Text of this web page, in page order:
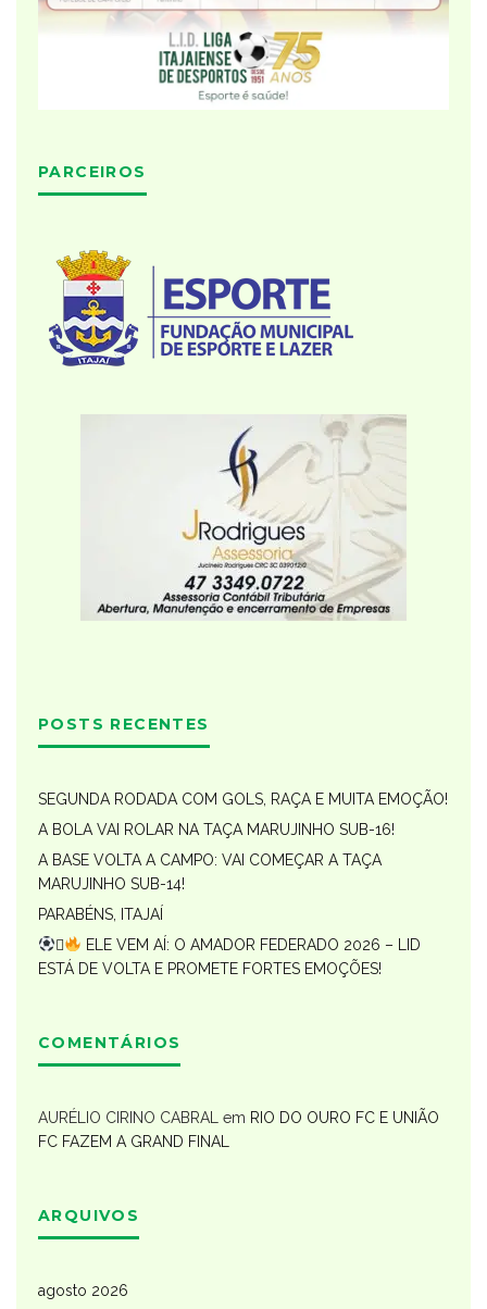
PARCEIROS
POSTS RECENTES
SEGUNDA RODADA COM GOLS, RAÇA E MUITA EMOÇÃO!
A BOLA VAI ROLAR NA TAÇA MARUJINHO SUB-16!
A BASE VOLTA A CAMPO: VAI COMEÇAR A TAÇA
MARUJINHO SUB-14!
PARABÉNS, ITAJAÍ

ELE VEM AÍ: O AMADOR FEDERADO 2026 – LID
ESTÁ DE VOLTA E PROMETE FORTES EMOÇÕES!
COMENTÁRIOS
AURÉLIO CIRINO CABRAL em RIO DO OURO FC E UNIÃO
FC FAZEM A GRAND FINAL
ARQUIVOS
agosto 2026